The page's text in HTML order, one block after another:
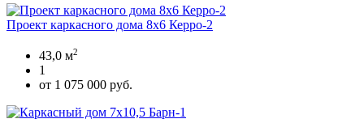
Проект каркасного дома 8х6 Керро-2
43,0 м2
1
от 1 075 000 руб.